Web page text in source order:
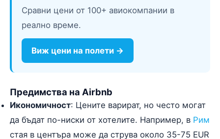
Сравни цени от 100+ авиокомпании в
реално време.
Виж цени на полети →
Предимства на Airbnb
Икономичност: Цените варират, но често могат
да бъдат по-ниски от хотелите. Например, в Рим
стая в центъра може да струва около 35-75 EUR